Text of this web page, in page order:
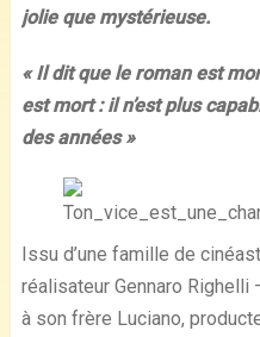
jolie que mystérieuse.
« Il dit que le roman est
est mort : il n’est plus
des années »
Issu d’une famille de
réalisateur Gennaro
à son frère Luciano,